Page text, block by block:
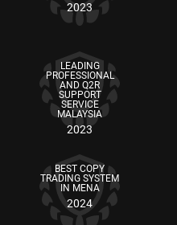
2023
LEADING
PROFESSIONAL
AND Q2R
SUPPORT
SERVICE
MALAYSIA
2023
BEST COPY
TRADING SYSTEM
IN MENA
2024